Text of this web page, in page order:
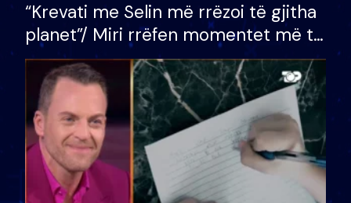
“Krevati me Selin më rrëzoi të gjitha
planet”/ Miri rrëfen momentet më të
bukura në shtëpinë e BB VIP: Do më
mungojë zilja e mëngjesit kur…